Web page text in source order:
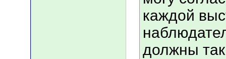
каждой
должны